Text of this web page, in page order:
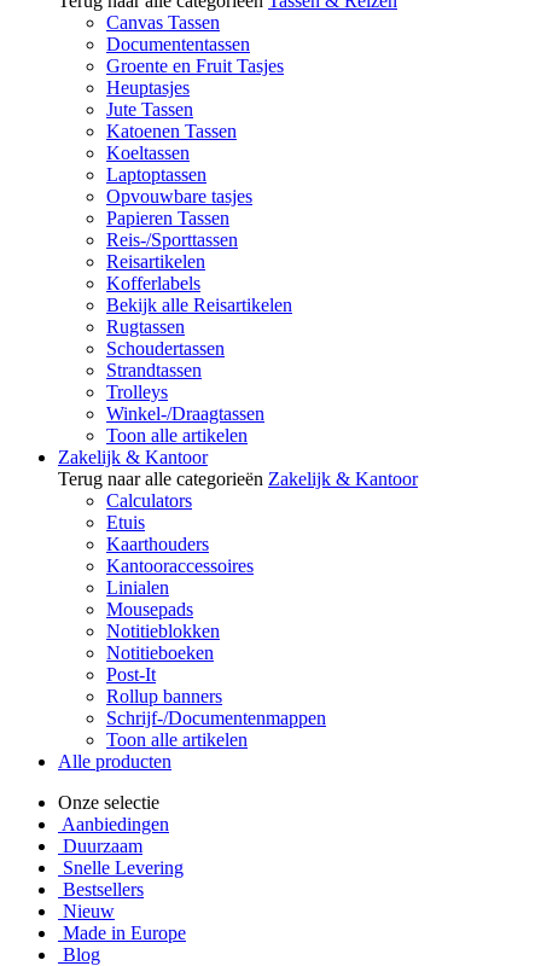
Canvas Tassen
Documententassen
Groente en Fruit Tasjes
Heuptasjes
Jute Tassen
Katoenen Tassen
Koeltassen
Laptoptassen
Opvouwbare tasjes
Papieren Tassen
Reis-/Sporttassen
Reisartikelen
Kofferlabels
Bekijk alle Reisartikelen
Rugtassen
Schoudertassen
Strandtassen
Trolleys
Winkel-/Draagtassen
Toon alle artikelen
Zakelijk & Kantoor
Terug naar alle categorieën Zakelijk & Kantoor
Calculators
Etuis
Kaarthouders
Kantooraccessoires
Linialen
Mousepads
Notitieblokken
Notitieboeken
Post-It
Rollup banners
Schrijf-/Documentenmappen
Toon alle artikelen
Alle producten
Onze selectie
Aanbiedingen
Duurzaam
Snelle Levering
Bestsellers
Nieuw
Made in Europe
Blog